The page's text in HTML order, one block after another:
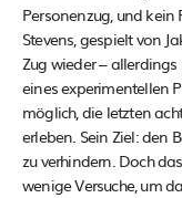
Personenzug, und
Stevens, gespielt von
Zug wieder –
eines experimentellen
möglich, die letzten
erleben. Sein Ziel: den
zu verhindern. Doch
wenige Versuche, um